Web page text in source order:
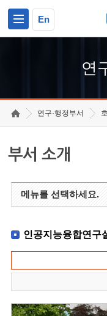
En
연
연구·행정부서
부서 소개
메뉴를 선택하세요.
인공지능융합연구